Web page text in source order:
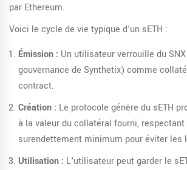
par Ethereum.
Voici le cycle de vie typique d'un sETH :
Émission : Un utilisateur verrouille du
gouvernance de Synthetix) comme
contract.
Création : Le protocole génère du sETH
à la valeur du collatéral fourni, respectant
surendettement minimum pour éviter les
Utilisation : L'utilisateur peut garder le